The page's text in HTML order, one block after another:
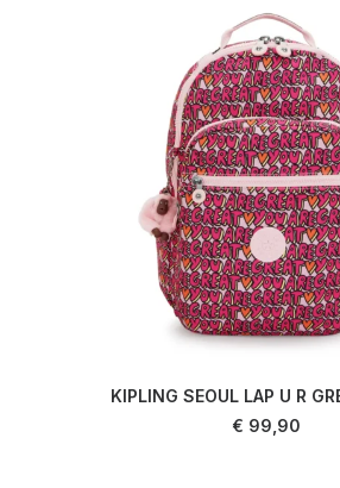
KIPLING SEOUL LAP U R
€ 99,90